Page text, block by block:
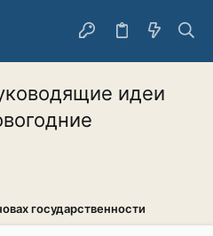
идеи
государственности